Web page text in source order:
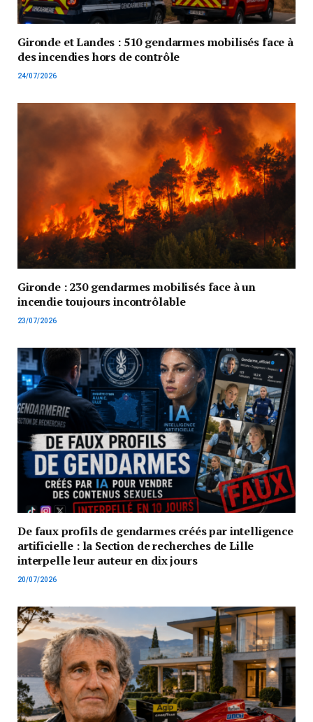
Gironde et Landes : 510 gendarmes mobilisés face à
des incendies hors de contrôle
24/07/2026
Gironde : 230 gendarmes mobilisés face à un
incendie toujours incontrôlable
23/07/2026
De faux profils de gendarmes créés par intelligence
artificielle : la Section de recherches de Lille
interpelle leur auteur en dix jours
20/07/2026